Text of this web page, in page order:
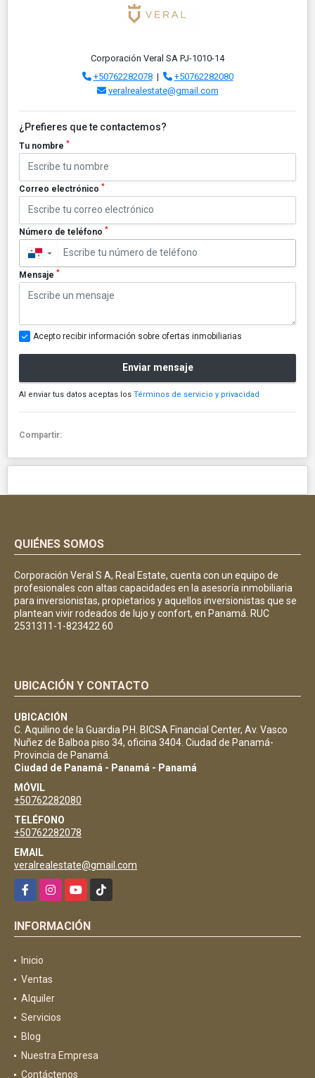
Corporación Veral SA PJ-1010-14
+50762282078|
+50762282080
veralrealestate@gmail.com
¿Prefieres que te contactemos?
Tu nombre *
Correo electrónico *
Número de teléfono *
▼
Mensaje *
Acepto recibir información sobre ofertas inmobiliarias
Enviar mensaje
Al enviar tus datos aceptas los Términos de servicio y privacidad
Compartir:
QUIÉNES SOMOS
Corporación Veral S A, Real Estate, cuenta con un equipo de
profesionales con altas capacidades en la asesoría inmobiliaria
para inversionistas, propietarios y aquellos inversionistas que se
plantean vivir rodeados de lujo y confort, en Panamá. RUC
2531311-1-823422 60
UBICACIÓN Y CONTACTO
UBICACIÓN
C. Aquilino de la Guardia P.H. BICSA Financial Center, Av. Vasco
Nuñez de Balboa piso 34, oficina 3404. Ciudad de Panamá-
Provincia de Panamá.
Ciudad de Panamá - Panamá - Panamá
MÓVIL
+50762282080
TELÉFONO
+50762282078
EMAIL
veralrealestate@gmail.com
FacebookInstagramYouTubeTikTok
INFORMACIÓN
Inicio
Ventas
Alquiler
Servicios
Blog
Nuestra Empresa
Contáctenos